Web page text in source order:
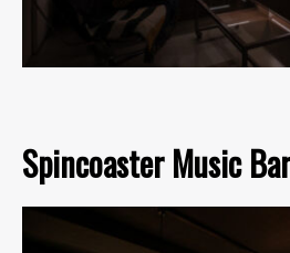
Spincoaster Music